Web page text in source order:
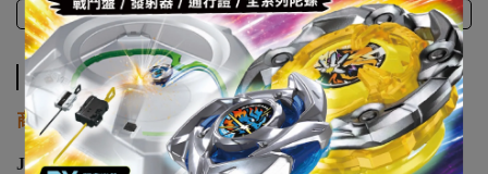
商品介紹 注意事項
商品介紹
商品廠牌
JINART